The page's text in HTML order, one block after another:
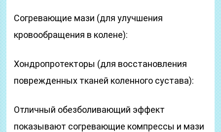
Согревающие мази (для улучшения
кровообращения в колене):
Хондропротекторы (для восстановления
поврежденных тканей коленного сустава):
Отличный обезболивающий эффект
показывают согревающие компрессы и мази